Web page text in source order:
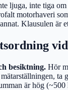
ljuga, inte tiga
motorhaveri
Klausulen är
besiktning. Hör
ta
är hög (~500